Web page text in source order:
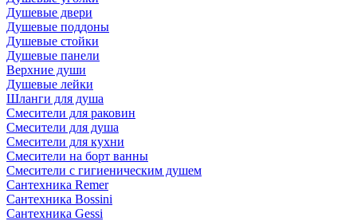
Душевые двери
Душевые поддоны
Душевые стойки
Душевые панели
Верхние души
Душевые лейки
Шланги для душа
Смесители для раковин
Смесители для душа
Смесители для кухни
Смесители на борт ванны
Смесители с гигиеническим душем
Сантехника Remer
Сантехника Bossini
Сантехника Gessi